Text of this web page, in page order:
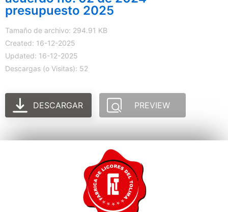
presupuesto 2025
Tamaño de archivo: 294.91 KB
Created: 16-12-2025
Updated: 16-12-2025
Descargas (o Visitas): 52
DESCARGAR PREVIEW